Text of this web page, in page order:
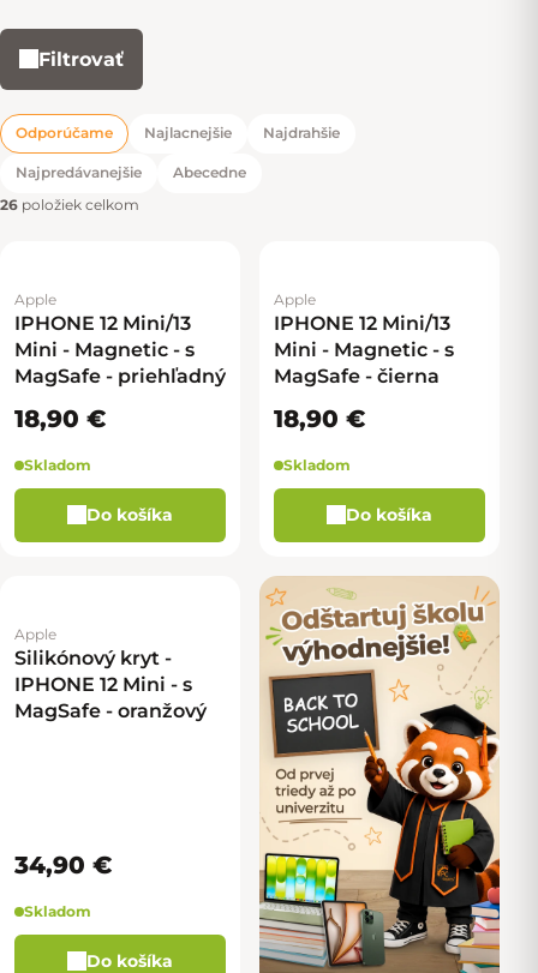
Filtrovať
Radenie produktov
Odporúčame Najlacnejšie Najdrahšie
Najpredávanejšie
Abecedne
26 položiek celkom
Výpis produktov
Apple
IPHONE 12 Mini/13
Mini - Magnetic - s
MagSafe - priehľadný
18,90 €
Skladom
Do košíka
Apple
IPHONE 12 Mini/13
Mini - Magnetic - s
MagSafe - čierna
18,90 €
Skladom
Do košíka
Apple
Silikónový kryt -
IPHONE 12 Mini - s
MagSafe - oranžový
34,90 €
Skladom
Do košíka